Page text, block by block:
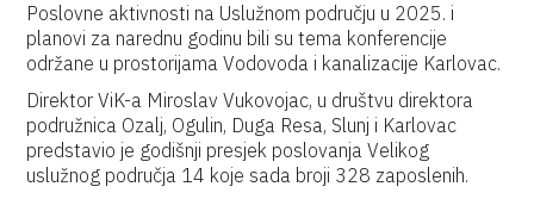
Poslovne aktivnosti na Uslužnom području u 2025. i
planovi za narednu godinu bili su tema konferencije
održane u prostorijama Vodovoda i kanalizacije Karlovac.
Direktor ViK-a Miroslav Vukovojac, u društvu direktora
podružnica Ozalj, Ogulin, Duga Resa, Slunj i Karlovac
predstavio je godišnji presjek poslovanja Velikog
uslužnog područja 14 koje sada broji 328 zaposlenih.